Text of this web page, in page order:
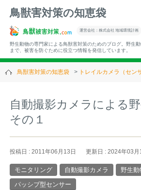
鳥獣害対策の知恵袋
運営会社：株式会社 地域環境計画
野生動物の専門家による鳥獣害対策のためのブログ。野生
まで、被害を防ぐために役立つ情報を発信しています。
▼キーワードから記事を探す
▼過去の記事
鳥獣害対策の知恵袋 トレイルカメラ（セン
自動撮影カメラによる
その１
投稿日 : 2011年06月13日 更新日 : 2024年03月
モニタリング 自動撮影カメラ 野生動
パッシブ型センサー